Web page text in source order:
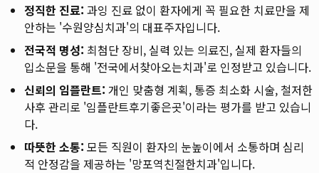
정직한 진료: 과잉 진료 없이 환자에게 꼭 필요한 치료만을 제
안하는 '수원양심치과'의 대표주자입니다.
전국적 명성: 최첨단 장비, 실력 있는 의료진, 실제 환자들의
입소문을 통해 '전국에서찾아오는치과'로 인정받고 있습니다.
신뢰의 임플란트: 개인 맞춤형 계획, 통증 최소화 시술, 철저한
사후 관리로 '임플란트후기좋은곳'이라는 평가를 받고 있습니
다.
따뜻한 소통: 모든 직원이 환자의 눈높이에서 소통하며 심리
적 안정감을 제공하는 '망포역친절한치과'입니다.